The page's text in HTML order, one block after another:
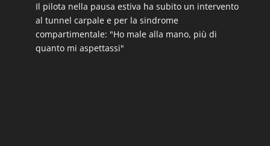
Il pilota nella pausa estiva ha subito un intervento
al tunnel carpale e per la sindrome
compartimentale: "Ho male alla mano, più di
quanto mi aspettassi"